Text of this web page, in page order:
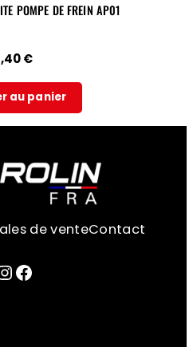
POMPE DE FREIN AP01
€
au panier
de venteContact
sur la page instagram
Facebook